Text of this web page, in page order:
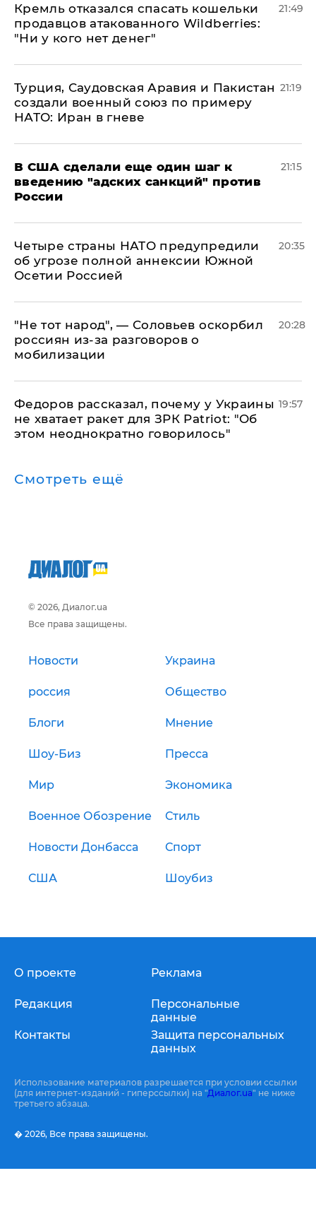
Кремль отказался спасать кошельки
продавцов атакованного Wildberries:
"Ни у кого нет денег"
21:49
Турция, Саудовская Аравия и Пакистан
создали военный союз по примеру
НАТО: Иран в гневе
21:19
В США сделали еще один шаг к
введению "адских санкций" против
России
21:15
Четыре страны НАТО предупредили
об угрозе полной аннексии Южной
Осетии Россией
20:35
​"Не тот народ", — Соловьев оскорбил
россиян из-за разговоров о
мобилизации
20:28
Федоров рассказал, почему у Украины
не хватает ракет для ЗРК Patriot: "Об
этом неоднократно говорилось"
19:57
Смотреть ещё
© 2026, Диалог.ua
Все права защищены.
Новости Украина
россия Общество
Блоги Мнение
Шоу-Биз Пресса
Мир Экономика
Военное Обозрение Стиль
Новости Донбасса Спорт
США Шоубиз
О проекте
Редакция
Контакты
Реклама
Персональные
данные
Защита персональных
данных
Использование материалов разрешается при условии ссылки
(для интернет-изданий - гиперссылки) на "Диалог.ua" не ниже
третьего абзаца.
� 2026, Все права защищены.